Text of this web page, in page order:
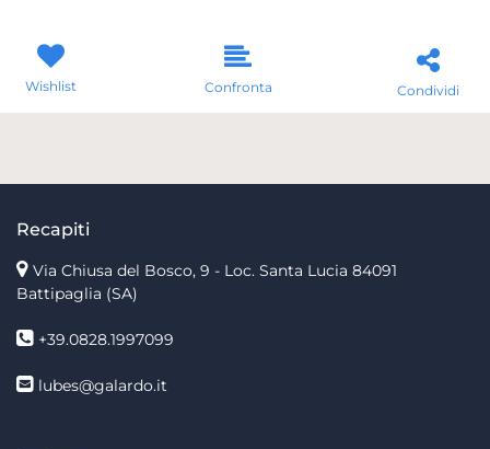
Wishlist Confronta Condividi
Recapiti
Via Chiusa del Bosco, 9 - Loc. Santa Lucia 84091
Battipaglia (SA)
+39.0828.1997099
lubes@galardo.it